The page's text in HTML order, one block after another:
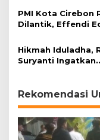
D
a
r
J
a
g
a
s
PMI Kota Cirebon
Dilantik, Effendi
Bencana
Hikmah Iduladha,
Suryanti Ingatkan
Rekomendasi